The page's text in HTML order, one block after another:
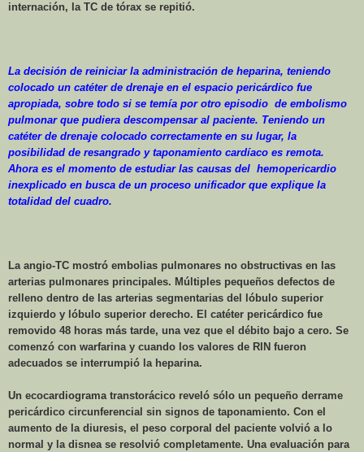
internación, la TC de tórax se repitió.
La decisión de reiniciar la administración de heparina, teniendo
colocado un catéter de drenaje en el espacio pericárdico fue
apropiada, sobre todo si se temía por otro episodio de embolismo
pulmonar que pudiera descompensar al paciente. Teniendo un
catéter de drenaje colocado correctamente en su lugar, la
posibilidad de resangrado y taponamiento cardíaco es remota.
Ahora es el momento de estudiar las causas del hemopericardio
inexplicado en busca de un proceso unificador que explique la
totalidad del cuadro.
La angio-TC mostró embolias pulmonares no obstructivas en las
arterias pulmonares principales. Múltiples pequeños defectos de
relleno dentro de las arterias segmentarias del lóbulo superior
izquierdo y lóbulo superior derecho. El catéter pericárdico fue
removido 48 horas más tarde, una vez que el débito bajo a cero. Se
comenzó con warfarina y cuando los valores de RIN fueron
adecuados se interrumpió la heparina.
Un ecocardiograma transtorácico reveló sólo un pequeño derrame
pericárdico circunferencial sin signos de taponamiento. Con el
aumento de la diuresis, el peso corporal del paciente volvió a lo
normal y la disnea se resolvió completamente. Una evaluación para